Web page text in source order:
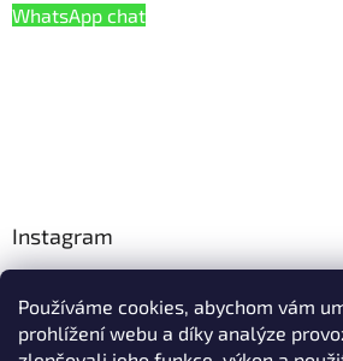
Používáme cookies, abychom vám
prohlížení webu a díky analýze
WhatsApp chat
Instagram
Facebook